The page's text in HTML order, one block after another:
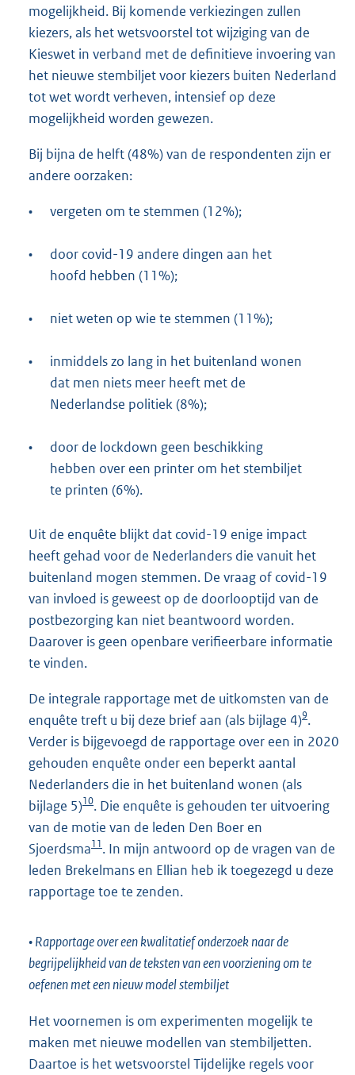
mogelijkheid. Bij komende verkiezingen zullen
kiezers, als het wetsvoorstel tot wijziging van de
Kieswet in verband met de definitieve invoering van
het nieuwe stembiljet voor kiezers buiten Nederland
tot wet wordt verheven, intensief op deze
mogelijkheid worden gewezen.
Bij bijna de helft (48%) van de respondenten zijn er
andere oorzaken:
• vergeten om te stemmen (12%);
•
door covid-19 andere dingen aan het
hoofd hebben (11%);
• niet weten op wie te stemmen (11%);
•
inmiddels zo lang in het buitenland wonen
dat men niets meer heeft met de
Nederlandse politiek (8%);
•
door de lockdown geen beschikking
hebben over een printer om het stembiljet
te printen (6%).
Uit de enquête blijkt dat covid-19 enige impact
heeft gehad voor de Nederlanders die vanuit het
buitenland mogen stemmen. De vraag of covid-19
van invloed is geweest op de doorlooptijd van de
postbezorging kan niet beantwoord worden.
Daarover is geen openbare verifieerbare informatie
te vinden.
De integrale rapportage met de uitkomsten van de
enquête treft u bij deze brief aan (als bijlage 4)9.
Verder is bijgevoegd de rapportage over een in 2020
gehouden enquête onder een beperkt aantal
Nederlanders die in het buitenland wonen (als
bijlage 5)10. Die enquête is gehouden ter uitvoering
van de motie van de leden Den Boer en
Sjoerdsma11. In mijn antwoord op de vragen van de
leden Brekelmans en Ellian heb ik toegezegd u deze
rapportage toe te zenden.
• Rapportage over een kwalitatief onderzoek naar de
begrijpelijkheid van de teksten van een voorziening om te
oefenen met een nieuw model stembiljet
Het voornemen is om experimenten mogelijk te
maken met nieuwe modellen van stembiljetten.
Daartoe is het wetsvoorstel Tijdelijke regels voor